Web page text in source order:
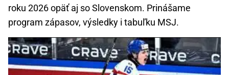
roku 2026 opäť aj so Slovenskom. Prinášame
program zápasov, výsledky i tabuľku MSJ.